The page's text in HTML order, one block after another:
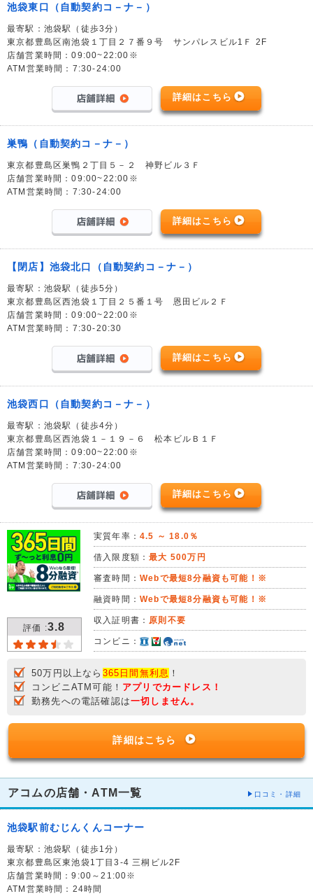
池袋東口（自動契約コ－ナ－）
最寄駅：池袋駅（徒歩3分）
東京都豊島区南池袋１丁目２７番９号 サンパレスビル1Ｆ 2F
店舗営業時間：09:00~22:00※
ATM営業時間：7:30-24:00
詳細はこちら
巣鴨（自動契約コ－ナ－）
東京都豊島区巣鴨２丁目５－２ 神野ビル３Ｆ
店舗営業時間：09:00~22:00※
ATM営業時間：7:30-24:00
詳細はこちら
【閉店】池袋北口（自動契約コ－ナ－）
最寄駅：池袋駅（徒歩5分）
東京都豊島区西池袋１丁目２５番１号 恩田ビル２Ｆ
店舗営業時間：09:00~22:00※
ATM営業時間：7:30-20:30
詳細はこちら
池袋西口（自動契約コ－ナ－）
最寄駅：池袋駅（徒歩4分）
東京都豊島区西池袋１－１９－６ 松本ビルＢ１Ｆ
店舗営業時間：09:00~22:00※
ATM営業時間：7:30-24:00
詳細はこちら
評価 :3.8
実質年率： 4.5 ～ 18.0％
借入限度額：最大 500万円
審査時間： Webで最短8分融資も可能！※
融資時間： Webで最短8分融資も可能！※
収入証明書： 原則不要
コンビニ：
50万円以上なら 365日間無利息 ！
コンビニATM可能！ アプリでカードレス！
勤務先への電話確認は一切しません。
詳細はこちら
アコムの店舗・ATM一覧 口コミ・詳細
池袋駅前むじんくんコーナー
最寄駅：池袋駅（徒歩1分）
東京都豊島区東池袋1丁目3-4 三桐ビル2F
店舗営業時間：9:00～21:00※
ATM営業時間：24時間